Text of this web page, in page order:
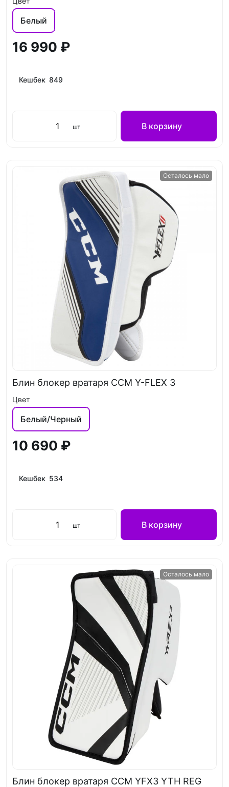
Белый
16 990 ₽
Кешбек 849
шт В корзину
Осталось мало
Блин блокер вратаря CCM Y-FLEX 3
Цвет
Белый/Черный
10 690 ₽
Кешбек 534
шт В корзину
Осталось мало
Блин блокер вратаря CCM YFX3 YTH REG